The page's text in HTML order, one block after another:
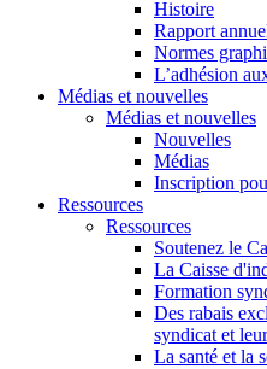
Histoire
Rapport
Normes
L’adhésion
Médias et nouvelles
Médias et nouvelles
Nouvelles
Médias
Inscription
Ressources
Ressources
Soutenez le
La Caisse
Formation
Des rabais
syndicat et
La santé et la